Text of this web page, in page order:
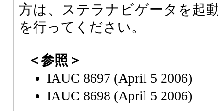
方は、ステラナビゲータを起
を行ってください。
＜参照＞
IAUC 8697 (April 5 2006)
IAUC 8698 (April 5 2006)